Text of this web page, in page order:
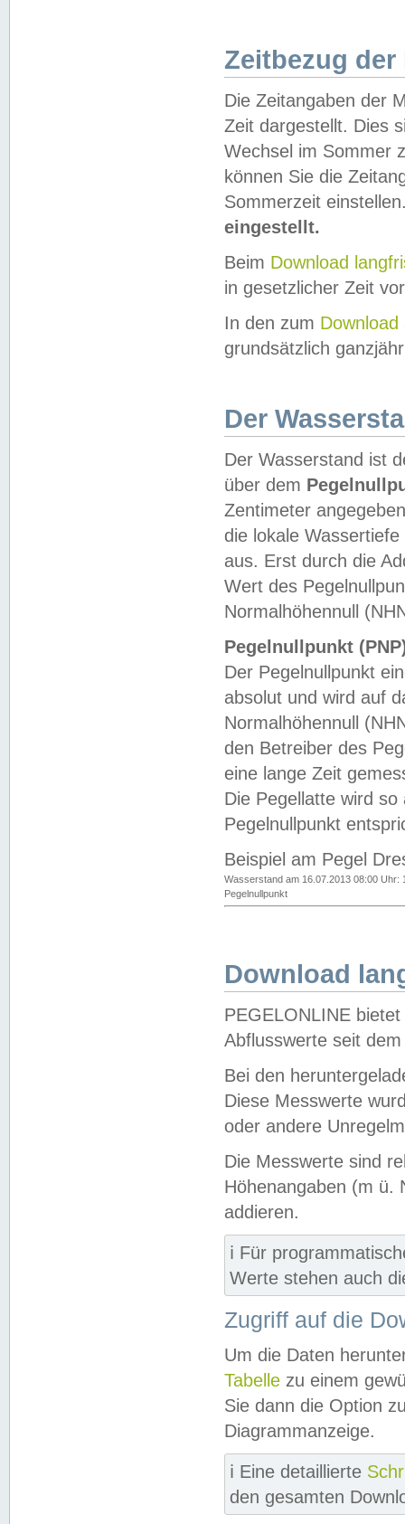
Zeitbezug der
Die Zeitangaben der
Zeit dargestellt. Dies
Wechsel im Sommer
können Sie die
Sommerzeit
eingestellt.
Beim Download
in gesetzlicher Zeit
In den zum Download
grundsätzlich
Der
Der Wasserstand ist
über dem
Zentimeter
die lokale
aus. Erst durch die
Wert des
Normalhöhennull
Pegelnullpunkt
Der Pegelnullpunkt
absolut und wird auf
Normalhöhennull
den Betreiber des
eine lange Zeit
Die Pegellatte wird
Pegelnullpunkt
Beispiel am Pegel
Wasserstand am 16.07.2013 08:00 Uhr:
Pegelnullpunkt
Download
PEGELONLINE
Abflusswerte seit
Bei den
Diese Messwerte
oder andere
Die Messwerte sind
Höhenangaben (m ü.
addieren.
ℹ️ Für
Werte stehen auch
Zugriff auf die
Um die Daten
Tabelle zu einem
Sie dann die Option
Diagrammanzeige.
ℹ️ Eine detaillierte
den gesamten